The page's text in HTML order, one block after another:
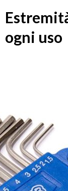
ogni uso